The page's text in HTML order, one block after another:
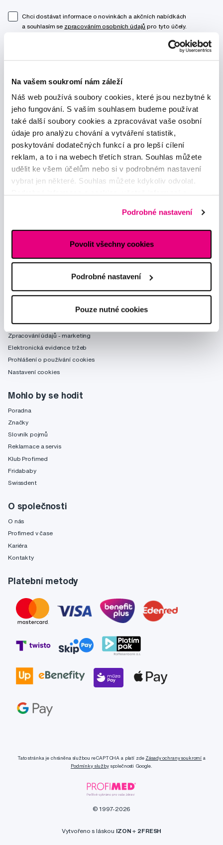
Na vašem soukromí nám záleží
Náš web používá soubory cookies, které jsou nezbytné k
jeho fungování. S vaším souhlasem budeme používat
také další soubory cookies a zpracovávat vaše osobní
údaje pro analýzu chování a vytváření statistik,
poskytování dodatečných funkcí a pro lepší cílení
reklam, a to i na webech třetích stran. Souhlas můžete
udělit ke všem účelům nebo si v podrobném nastavení
vybrat jen některé. Souhlas můžete kdykoliv odvolat.
Podrobné nastavení
Povolit všechny cookies
Podrobné nastavení
Pouze nutné cookies
Poradíme Vám
obchod@profimed.cz
Zeptat se v poradně
Zpracování údajů - smlouva
Zpracování údajů - marketing
Elektronická evidence tržeb
Prohlášení o používání cookies
Nastavení cookies
Mohlo by se hodit
Poradna
Značky
Slovník pojmů
Reklamace a servis
Klub Profimed
Fridababy
Swissdent
O společnosti
O nás
Profimed v čase
Kariéra
Kontakty
Platební metody
Chci dostávat informace o novinkách a akčních nabídkách
a souhlasím se zpracováním osobních údajů pro tyto účely.
Tato stránka je chráněna službou reCAPTCHA a platí zde Zásady ochrany soukromí a
Podmínky službyspolečnosti Google.
© 1997-2026
Vytvořeno s láskou IZON + 2FRESH